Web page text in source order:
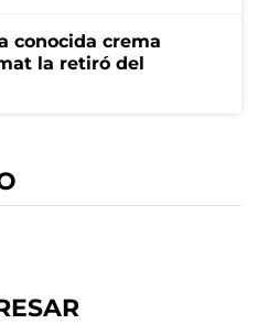
conocida crema
la retiró del